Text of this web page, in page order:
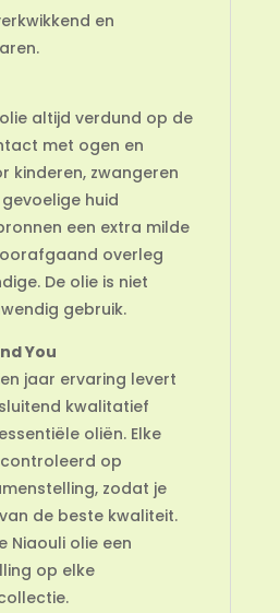
en
altijd verdund op de
met ogen en
kinderen, zwangeren
huid
een extra milde
overleg
De olie is niet
gebruik.
You
jaar ervaring levert
kwalitatief
oliën. Elke
op
zodat je
de beste kwaliteit.
Niaouli olie een
op elke